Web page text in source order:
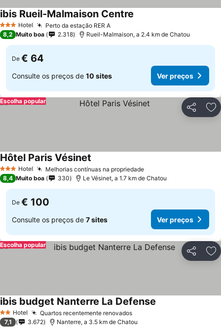
3 EstrelasHotel Perto da estação RER AVer preços
ibis Rueil-Malmaison Centre
8,2 Muito boa 2.318 Rueil-Malmaison, a 2.4 km de Chatou
De € 64
Consulte os preços de 10 sites Ver preços
Partilhar
Escolha popular
3 EstrelasHotel Melhorias contínuas na propriedadeVer preços
Hôtel Paris Vésinet
8,4 Muito boa 330 Le Vésinet, a 1.7 km de Chatou
De € 100
Consulte os preços de 7 sites Ver preços
Partilhar
Escolha popular
2 Estrelas
Hotel Quartos recentemente renovadosVer preços
ibis budget Nanterre La Defense
7,1 3.672 Nanterre, a 3.5 km de Chatou